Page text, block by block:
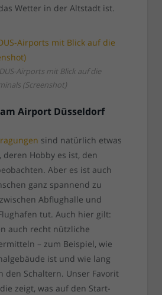
Wetter in der Altstadt ist.
Airports mit Blick auf die
(Screenshot)
Airport Düsseldorf
sind natürlich etwas
Hobby es ist, den
Aber es ist auch
ganz spannend zu
Abflughalle und
tut. Auch hier gilt:
auch recht nützliche
– zum Beispiel, wie
ist und wie lang
den Schaltern. Unser Favorit
zeigt, was auf den Start-